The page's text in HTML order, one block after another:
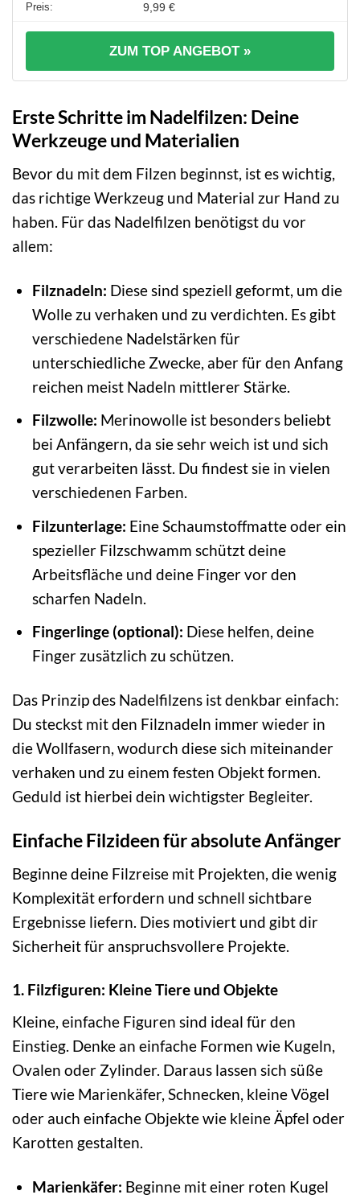
9,99 €
ZUM TOP ANGEBOT »
Erste Schritte im Nadelfilzen: Deine
Werkzeuge und Materialien
Bevor du mit dem Filzen beginnst, ist es wichtig,
das richtige Werkzeug und Material zur Hand zu
haben. Für das Nadelfilzen benötigst du vor
allem:
Filznadeln: Diese sind speziell geformt, um die
Wolle zu verhaken und zu verdichten. Es gibt
verschiedene Nadelstärken für
unterschiedliche Zwecke, aber für den Anfang
reichen meist Nadeln mittlerer Stärke.
Filzwolle: Merinowolle ist besonders beliebt
bei Anfängern, da sie sehr weich ist und sich
gut verarbeiten lässt. Du findest sie in vielen
verschiedenen Farben.
Filzunterlage: Eine Schaumstoffmatte oder ein
spezieller Filzschwamm schützt deine
Arbeitsfläche und deine Finger vor den
scharfen Nadeln.
Fingerlinge (optional): Diese helfen, deine
Finger zusätzlich zu schützen.
Das Prinzip des Nadelfilzens ist denkbar einfach:
Du steckst mit den Filznadeln immer wieder in
die Wollfasern, wodurch diese sich miteinander
verhaken und zu einem festen Objekt formen.
Geduld ist hierbei dein wichtigster Begleiter.
Einfache Filzideen für absolute Anfänger
Beginne deine Filzreise mit Projekten, die wenig
Komplexität erfordern und schnell sichtbare
Ergebnisse liefern. Dies motiviert und gibt dir
Sicherheit für anspruchsvollere Projekte.
1. Filzfiguren: Kleine Tiere und Objekte
Kleine, einfache Figuren sind ideal für den
Einstieg. Denke an einfache Formen wie Kugeln,
Ovalen oder Zylinder. Daraus lassen sich süße
Tiere wie Marienkäfer, Schnecken, kleine Vögel
oder auch einfache Objekte wie kleine Äpfel oder
Karotten gestalten.
Marienkäfer: Beginne mit einer roten Kugel